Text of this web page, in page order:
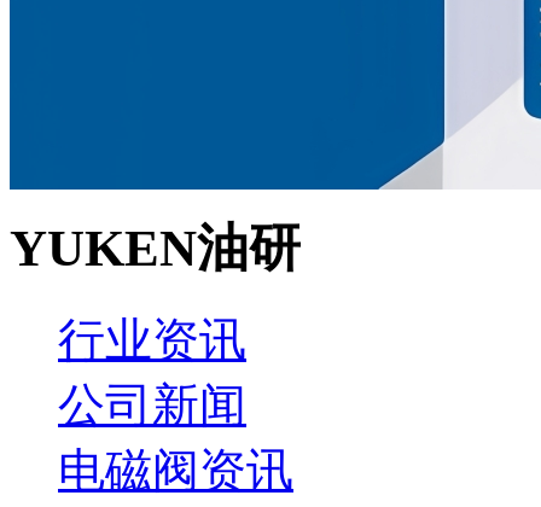
YUKEN油研
行业资讯
公司新闻
电磁阀资讯